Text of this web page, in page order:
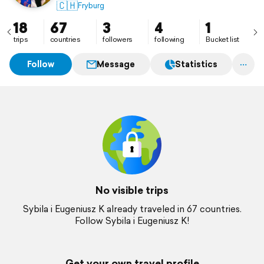
Ta aplikacje odkryliśmy w 2024 roku i bardzo nam się
spodobała taka wymiana doświadczeń z podróży.
🇨🇭Fryburg
18
trips
67
countries
3
followers
4
following
1
Bucket list
Follow Message Statistics
No visible trips
Sybila i Eugeniusz K already traveled in 67 countries.
Follow Sybila i Eugeniusz K!